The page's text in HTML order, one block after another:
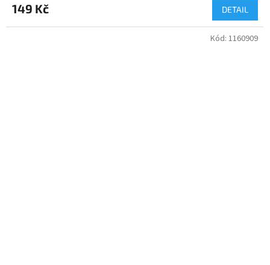
149 Kč DETAIL
Kód: 1160909